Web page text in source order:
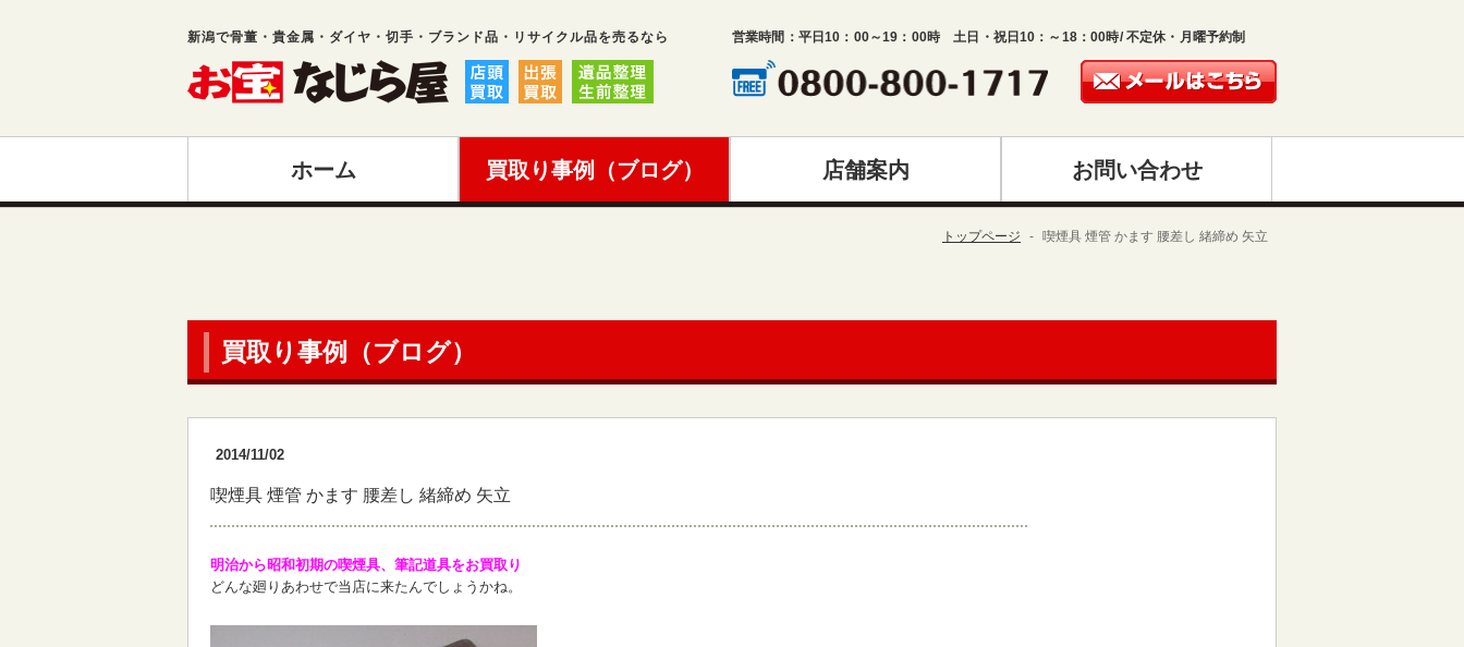
新潟で骨董・貴金属・ダイヤ・切手・ブランド品・リサイクル品を売るなら 営業時間：平日10：00～19：00時 土日・祝日10：～18：00時/ 不定休・月曜予約制
ホーム 買取り事例（ブログ） 店舗案内 お問い合わせ
トップページ 喫煙具 煙管 かます 腰差し 緒締め 矢立
買取り事例（ブログ）
2014/11/02
喫煙具 煙管 かます 腰差し 緒締め 矢立
明治から昭和初期の喫煙具、筆記道具をお買取り
どんな廻りあわせで当店に来たんでしょうかね。